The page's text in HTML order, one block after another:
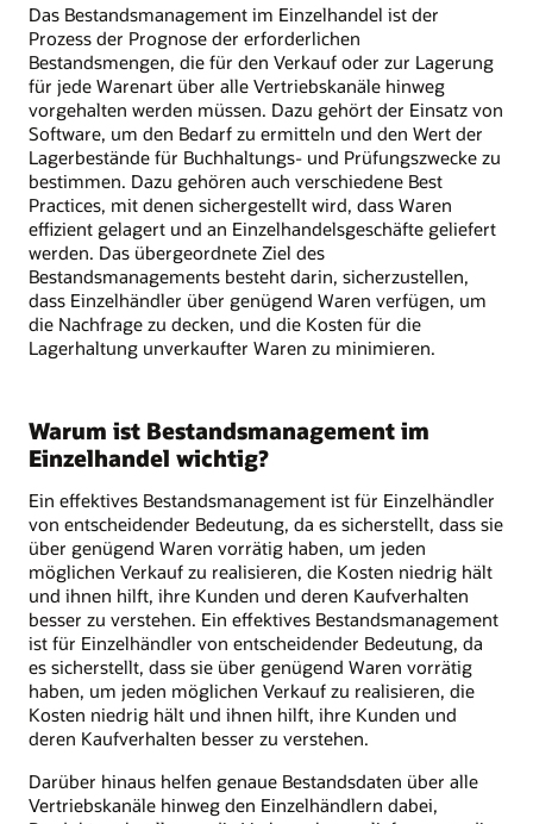
Das Bestandsmanagement im Einzelhandel ist der
Prozess der Prognose der erforderlichen
Bestandsmengen, die für den Verkauf oder zur Lagerung
für jede Warenart über alle Vertriebskanäle hinweg
vorgehalten werden müssen. Dazu gehört der Einsatz von
Software, um den Bedarf zu ermitteln und den Wert der
Lagerbestände für Buchhaltungs- und Prüfungszwecke zu
bestimmen. Dazu gehören auch verschiedene Best
Practices, mit denen sichergestellt wird, dass Waren
effizient gelagert und an Einzelhandelsgeschäfte geliefert
werden. Das übergeordnete Ziel des
Bestandsmanagements besteht darin, sicherzustellen,
dass Einzelhändler über genügend Waren verfügen, um
die Nachfrage zu decken, und die Kosten für die
Lagerhaltung unverkaufter Waren zu minimieren.
Warum ist Bestandsmanagement im
Einzelhandel wichtig?
Ein effektives Bestandsmanagement ist für Einzelhändler
von entscheidender Bedeutung, da es sicherstellt, dass sie
über genügend Waren vorrätig haben, um jeden
möglichen Verkauf zu realisieren, die Kosten niedrig hält
und ihnen hilft, ihre Kunden und deren Kaufverhalten
besser zu verstehen. Ein effektives Bestandsmanagement
ist für Einzelhändler von entscheidender Bedeutung, da
es sicherstellt, dass sie über genügend Waren vorrätig
haben, um jeden möglichen Verkauf zu realisieren, die
Kosten niedrig hält und ihnen hilft, ihre Kunden und
deren Kaufverhalten besser zu verstehen.
Darüber hinaus helfen genaue Bestandsdaten über alle
Vertriebskanäle hinweg den Einzelhändlern dabei,